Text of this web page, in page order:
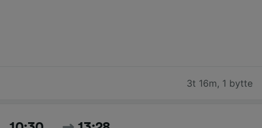
3t 16m, 1 bytte